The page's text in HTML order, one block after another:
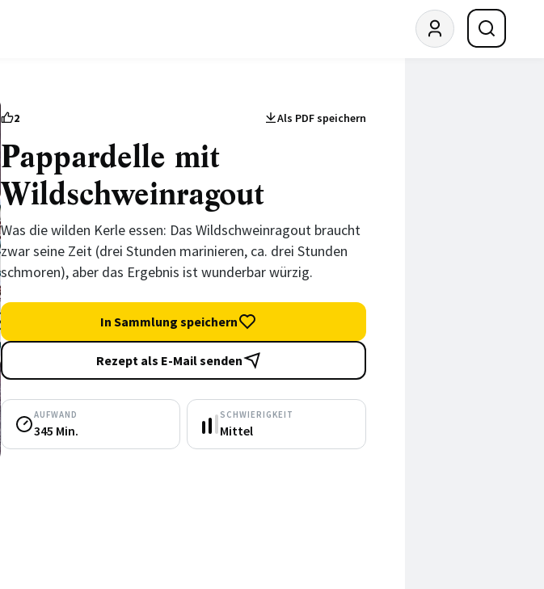
2 Als PDF speichern
Pappardelle mit
Wildschweinragout
Was die wilden Kerle essen: Das Wildschweinragout braucht
zwar seine Zeit (drei Stunden marinieren, ca. drei Stunden
schmoren), aber das Ergebnis ist wunderbar würzig.
In Sammlung speichern
Rezept als E-Mail senden
AUFWAND
345 Min.
SCHWIERIGKEIT
Mittel